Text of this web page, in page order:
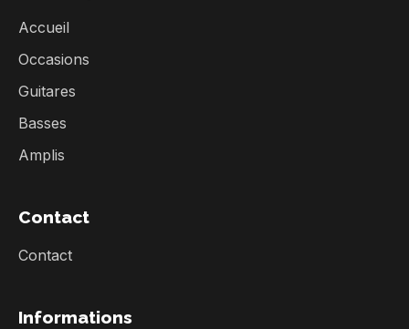
Accueil
Occasions
Guitares
Basses
Amplis
Contact
Contact
Informations